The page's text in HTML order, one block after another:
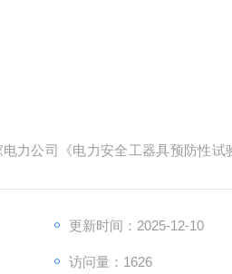
力公司《电力安全工器具预防性试
更新时间：2025-12-10
访问量：1626